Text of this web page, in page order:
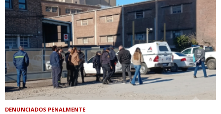
DENUNCIADOS PENALMENTE